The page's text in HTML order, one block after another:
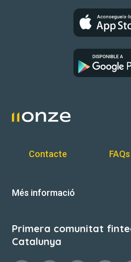
Contacte FAQs
Més informació
Primera comunitat
Catalunya